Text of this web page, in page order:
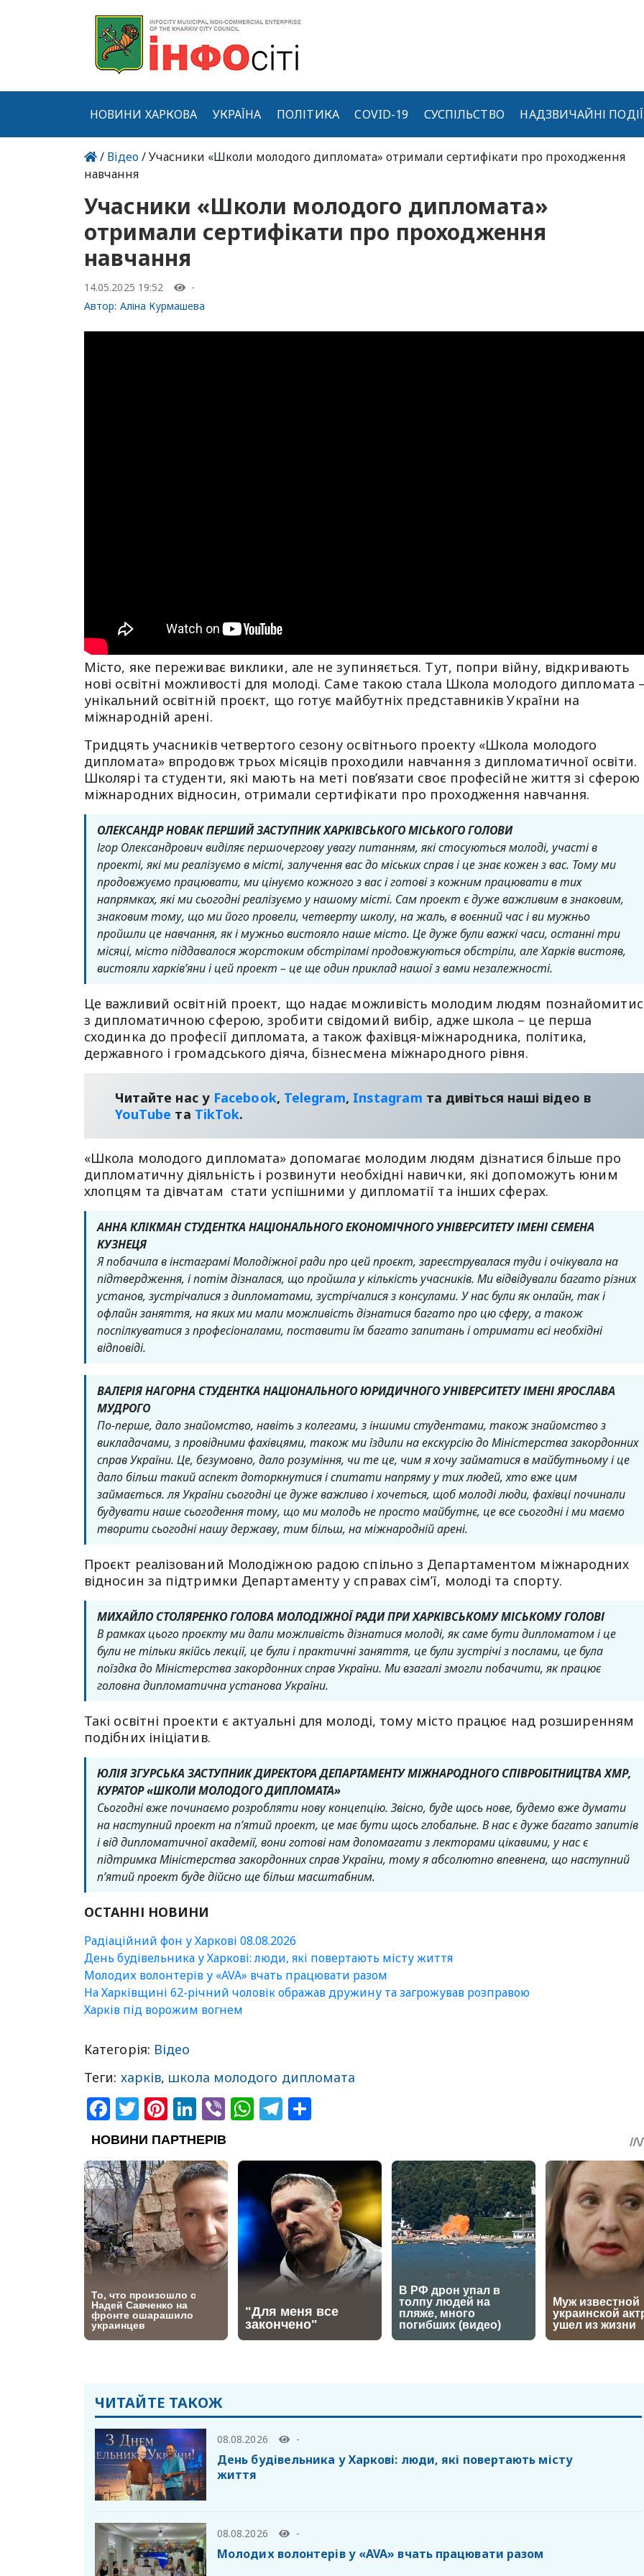
НОВИНИ ХАРКОВА УКРАЇНА ПОЛІТИКА COVID-19 СУСПІЛЬСТВО НАДЗВИЧАЙНІ ПОДІЇ
/ Відео/ Учасники «Школи молодого дипломата» отримали сертифікати про проходження
навчання
Учасники «Школи молодого дипломата»
отримали сертифікати про проходження
навчання
14.05.2025 19:52
-
Автор: Аліна Курмашева
Місто, яке переживає виклики, але не зупиняється. Тут, попри війну, відкривають
нові освітні можливості для молоді. Саме такою стала Школа молодого дипломата
унікальний освітній проєкт, що готує майбутніх представників України на
міжнародній арені.
Тридцять учасників четвертого сезону освітнього проекту «Школа молодого
дипломата» впродовж трьох місяців проходили навчання з дипломатичної освіти.
Школярі та студенти, які мають на меті повʼязати своє професійне життя зі сферою
міжнародних відносин, отримали сертифікати про проходження навчання.
ОЛЕКСАНДР НОВАК ПЕРШИЙ ЗАСТУПНИК ХАРКІВСЬКОГО МІСЬКОГО ГОЛОВИ
Ігор Олександрович виділяє першочергову увагу питанням, які стосуються молоді, участі в
проекті, які ми реалізуємо в місті, залучення вас до міських справ і це знає кожен з вас. Тому ми
продовжуємо працювати, ми цінуємо кожного з вас і готові з кожним працювати в тих
напрямках, які ми сьогодні реалізуємо у нашому місті. Сам проект є дуже важливим в знаковим,
знаковим тому, що ми його провели, четверту школу, на жаль, в воєнний час і ви мужньо
пройшли це навчання, як і мужньо вистояло наше місто. Це дуже були важкі часи, останні три
місяці, місто піддавалося жорстоким обстріламі продовжуються обстріли, але Харків вистояв,
вистояли харківʼяни і цей проект – це ще один приклад нашої з вами незалежності.
Це важливий освітній проект, що надає можливість молодим людям
з дипломатичною сферою, зробити свідомий вибір, адже школа – це перша
сходинка до професії дипломата, а також фахівця-міжнародника, політика,
державного і громадського діяча, бізнесмена міжнародного рівня.
Читайте нас у Facebook, Telegram, Instagram та дивіться наші відео в
YouТube та TikTok.
«Школа молодого дипломата» допомагає молодим людям дізнатися більше про
дипломатичну діяльність і розвинути необхідні навички, які допоможуть юним
хлопцям та дівчатам стати успішними у дипломатії та інших сферах.
АННА КЛІКМАН СТУДЕНТКА НАЦІОНАЛЬНОГО ЕКОНОМІЧНОГО УНІВЕРСИТЕТУ ІМЕНІ СЕМЕНА
КУЗНЕЦЯ
Я побачила в інстаграмі Молодіжної ради про цей проєкт, зареєструвалася туди і очікувала на
підтвердження, і потім дізналася, що пройшла у кількість учасників. Ми відвідували багато різних
установ, зустрічалися з дипломатами, зустрічалися з консулами. У нас були як онлайн, так і
офлайн заняття, на яких ми мали можливість дізнатися багато про цю сферу, а також
поспілкуватися з професіоналами, поставити їм багато запитань і отримати всі необхідні
відповіді.
ВАЛЕРІЯ НАГОРНА СТУДЕНТКА НАЦІОНАЛЬНОГО ЮРИДИЧНОГО УНІВЕРСИТЕТУ ІМЕНІ ЯРОСЛАВА
МУДРОГО
По-перше, дало знайомство, навіть з колегами, з іншими студентами, також знайомство з
викладачами, з провідними фахівцями, також ми їздили на екскурсію до Міністерства закордонних
справ України. Це, безумовно, дало розуміння, чи те це, чим я хочу займатися в майбутньому і це
дало більш такий аспект доторкнутися і спитати напряму у тих людей, хто вже цим
займається. ля України сьогодні це дуже важливо і хочеться, щоб молоді люди, фахівці починали
будувати наше сьогодення тому, що ми молодь не просто майбутнє, це все сьогодні і ми маємо
творити сьогодні нашу державу, тим більш, на міжнародній арені.
Проєкт реалізований Молодіжною радою спільно з Департаментом міжнародних
відносин за підтримки Департаменту у справах сімʼї, молоді та спорту.
МИХАЙЛО СТОЛЯРЕНКО ГОЛОВА МОЛОДІЖНОЇ РАДИ ПРИ ХАРКІВСЬКОМУ МІСЬКОМУ ГОЛОВІ
В рамках цього проєкту ми дали можливість дізнатися молоді, як саме бути дипломатом і це
були не тільки якійсь лекції, це були і практичні заняття, це були зустрічі з послами, це була
поїздка до Міністерства закордонних справ України. Ми взагалі змогли побачити, як працює
головна дипломатична установа України.
Такі освітні проекти є актуальні для молоді, тому місто працює над розширенням
подібних ініціатив.
ЮЛІЯ ЗГУРСЬКА ЗАСТУПНИК ДИРЕКТОРА ДЕПАРТАМЕНТУ МІЖНАРОДНОГО СПІВРОБІТНИЦТВА ХМР,
КУРАТОР «ШКОЛИ МОЛОДОГО ДИПЛОМАТА»
Сьогодні вже починаємо розробляти нову концепцію. Звісно, буде щось нове, будемо вже думати
на наступний проект на пʼятий проект, це має бути щось глобальне. В нас є дуже багато запитів
і від дипломатичної академії, вони готові нам допомагати з лекторами цікавими, у нас є
підтримка Міністерства закордонних справ України, тому я абсолютно впевнена, що наступний
пʼятий проект буде дійсно ще більш масштабним.
ОСТАННІ НОВИНИ
Радіаційний фон у Харкові 08.08.2026
День будівельника у Харкові: люди, які повертають місту життя
Молодих волонтерів у «AVA» вчать працювати разом
На Харківщині 62-річний чоловік ображав дружину та загрожував розправою
Харків під ворожим вогнем
Категорія: Відео
Теги: харків, школа молодого дипломата
Facebook
Twitter
Pinterest
LinkedIn
ViberWhatsApp
Telegram
ЧИТАЙТЕ ТАКОЖ
08.08.2026 -
День будівельника у Харкові: люди, які повертають місту
життя
08.08.2026 -
Молодих волонтерів у «AVA» вчать працювати разом